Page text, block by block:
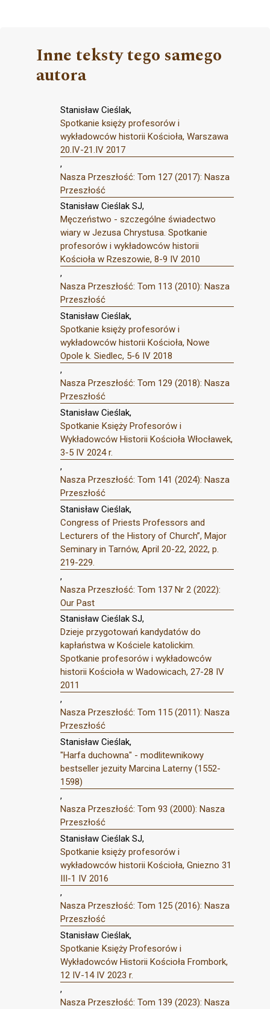
Inne teksty tego samego
autora
Stanisław Cieślak,
Spotkanie księży profesorów i
wykładowców historii Kościoła, Warszawa
20.IV-21.IV 2017
,
Nasza Przeszłość: Tom 127 (2017): Nasza
Przeszłość
Stanisław Cieślak SJ,
Męczeństwo - szczególne świadectwo
wiary w Jezusa Chrystusa. Spotkanie
profesorów i wykładowców historii
Kościoła w Rzeszowie, 8-9 IV 2010
,
Nasza Przeszłość: Tom 113 (2010): Nasza
Przeszłość
Stanisław Cieślak,
Spotkanie księży profesorów i
wykładowców historii Kościoła, Nowe
Opole k. Siedlec, 5-6 IV 2018
,
Nasza Przeszłość: Tom 129 (2018): Nasza
Przeszłość
Stanisław Cieślak,
Spotkanie Księży Profesorów i
Wykładowców Historii Kościoła Włocławek,
3-5 IV 2024 r.
,
Nasza Przeszłość: Tom 141 (2024): Nasza
Przeszłość
Stanisław Cieślak,
Congress of Priests Professors and
Lecturers of the History of Church”, Major
Seminary in Tarnów, April 20-22, 2022, p.
219-229.
,
Nasza Przeszłość: Tom 137 Nr 2 (2022):
Our Past
Stanisław Cieślak SJ,
Dzieje przygotowań kandydatów do
kapłaństwa w Kościele katolickim.
Spotkanie profesorów i wykładowców
historii Kościoła w Wadowicach, 27-28 IV
2011
,
Nasza Przeszłość: Tom 115 (2011): Nasza
Przeszłość
Stanisław Cieślak,
"Harfa duchowna" - modlitewnikowy
bestseller jezuity Marcina Laterny (1552-
1598)
,
Nasza Przeszłość: Tom 93 (2000): Nasza
Przeszłość
Stanisław Cieślak SJ,
Spotkanie księży profesorów i
wykładowców historii Kościoła, Gniezno 31
III-1 IV 2016
,
Nasza Przeszłość: Tom 125 (2016): Nasza
Przeszłość
Stanisław Cieślak,
Spotkanie Księży Profesorów i
Wykładowców Historii Kościoła Frombork,
12 IV-14 IV 2023 r.
,
Nasza Przeszłość: Tom 139 (2023): Nasza